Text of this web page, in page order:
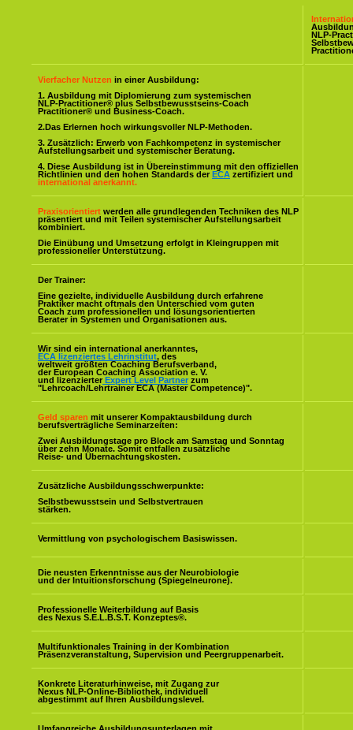
NLP-
Vierfacher Nutzen in einer Ausbildung:
1. Ausbildung mit Diplomierung zum systemischen
NLP-Practitioner® plus Selbstbewusstseins-Coach
Practitioner® und Business-Coach.
2.Das Erlernen hoch wirkungsvoller NLP-Methoden.
3. Zusätzlich: Erwerb von Fachkompetenz in systemischer
Aufstellungsarbeit und systemischer Beratung.
4. Diese Ausbildung ist in Übereinstimmung mit den offiziellen
Richtlinien und den hohen Standards der ECA zertifiziert und
international anerkannt.
Praxisorientiert werden alle grundlegenden Techniken des NLP
präsentiert und mit Teilen systemischer Aufstellungsarbeit
kombiniert.
Die Einübung und Umsetzung erfolgt in Kleingruppen mit
professioneller Unterstützung.
Der Trainer:
Eine gezielte, individuelle Ausbildung durch erfahrene
Praktiker macht oftmals den Unterschied vom guten
Coach zum professionellen und lösungsorientierten
Berater in Systemen und Organisationen aus.
Wir sind ein international anerkanntes,
ECA lizenziertes Lehrinstitut, des
weltweit größten Coaching Berufsverband,
der European Coaching Association e. V.
und lizenzierter Expert Level Partner zum
"Lehrcoach/Lehrtrainer ECA (Master Competence)".
Geld sparen mit unserer Kompaktausbildung durch
berufsverträgliche Seminarzeiten:
Zwei Ausbildungstage pro Block am Samstag und Sonntag
über zehn Monate. Somit entfallen zusätzliche
Reise- und Übernachtungskosten.
Zusätzliche Ausbildungsschwerpunkte:
Selbstbewusstsein und Selbstvertrauen
stärken.
Vermittlung von psychologischem Basiswissen.
Die neusten Erkenntnisse aus der Neurobiologie
und der Intuitionsforschung (Spiegelneurone).
Professionelle Weiterbildung auf Basis
des Nexus S.E.L.B.S.T. Konzeptes®.
Multifunktionales Training in der Kombination
Präsenzveranstaltung, Supervision und Peergruppenarbeit.
Konkrete Literaturhinweise, mit Zugang zur
Nexus NLP-Online-Bibliothek, individuell
abgestimmt auf Ihren Ausbildungslevel.